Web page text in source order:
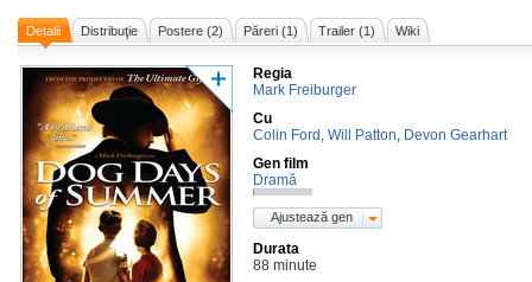
Detalii Distribuţie Postere (2) Păreri (1) Trailer (1) Wiki
Regia
Mark Freiburger
Cu
Colin Ford , Will Patton, Devon Gearhart
Gen film
Dramă
Ajustează gen
Durata
88 minute